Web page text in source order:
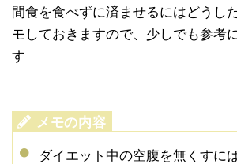
間食を食べずに済ませるにはどうし
モしておきますので、少しでも参考
す
ダイエット中の空腹を無くすに